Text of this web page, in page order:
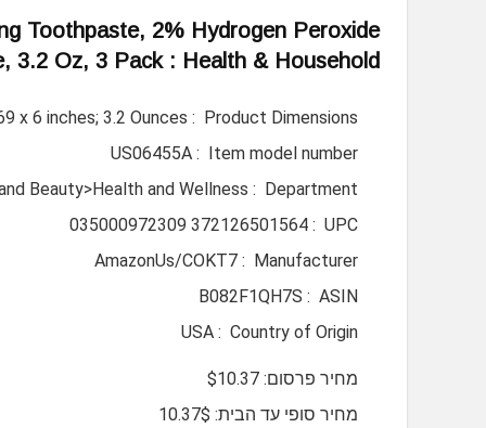
Toothpaste, 2% Hydrogen Peroxide
3.2 Oz, 3 Pack : Health & Household
Product Dimensions ‏ : ‎
x 6 inches; 3.2 Ounces
Item model number ‏ : ‎
US06455A
Department ‏ : ‎
Beauty>Health and Wellness
UPC ‏ : ‎
035000972309 372126501564
Manufacturer ‏ : ‎
AmazonUs/COKT7
ASIN ‏ : ‎
B082F1QH7S
Country of Origin ‏ : ‎
USA
מחיר פרסום: $10.37
מחיר סופי עד הבית: 10.37$